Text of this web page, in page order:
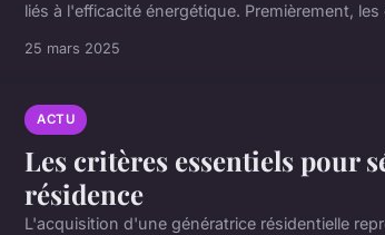
liés à l'efficacité énergétique. Premièrement,
25 mars 2025
ACTU
Les critères essentiels pour
résidence
L'acquisition d'une génératrice résidentielle